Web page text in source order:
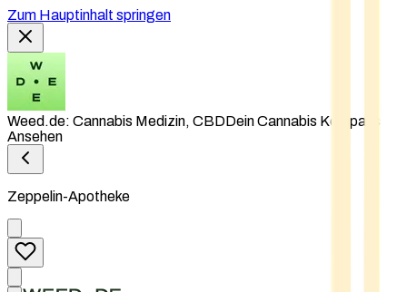
Zum Hauptinhalt springen
Weed.de: Cannabis Medizin, CBDDein Cannabis Kompass
Ansehen
Zeppelin-Apotheke